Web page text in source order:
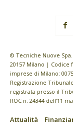
© Tecniche Nuove
20157 Milano | Codice
imprese di Milano:
Registrazione
registrata presso il
ROC n. 24344 dell’11
Attualità